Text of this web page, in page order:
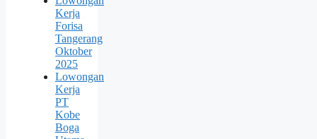
Kerja
Forisa
Tangerang
Oktober
2025
Lowongan
Kerja
PT
Kobe
Boga